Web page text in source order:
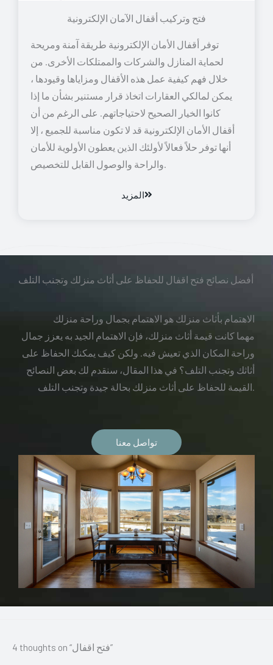
توفر أقفال الأمان الإلكترونية طريقة آمنة ومريحة
لحماية المنازل والشركات والممتلكات الأخرى. من
خلال فهم كيفية عمل هذه الأقفال ومزاياها وقيودها ،
يمكن لمالكي العقارات اتخاذ قرار مستنير بشأن ما إذا
كانوا الخيار الصحيح لاحتياجاتهم. على الرغم من أن
أقفال الأمان الإلكترونية قد لا تكون مناسبة للجميع ، إلا
أنها توفر حلاً فعالاً لأولئك الذين يعطون الأولوية للأمان
والراحة والوصول القابل للتخصيص.
المزيد
أفضل نصائح فتح اقفال للحفاظ على أثاث منزلك وتجنب التلف
الاهتمام بأثاث منزلك هو الاهتمام بجمال وراحة منزلك
مهما كانت قيمة أثاث منزلك، فإن الاهتمام الجيد به يعزز جمال
وراحة المكان الذي تعيش فيه. ولكن كيف يمكنك الحفاظ على
أثاثك وتجنب التلف؟ في هذا المقال، سنقدم لك بعض النصائح
القيمة للحفاظ على أثاث منزلك بحالة جيدة وتجنب التلف.
تواصل معنا
4 thoughts on “فتح اقفال”